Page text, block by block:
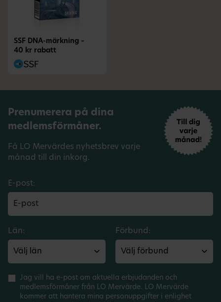
SSF DNA-märkning –
40 kr rabatt
Prenumerera på dina
medlemsförmåner.
Få LO Mervärdes nyhetsbrev varje
månad till din inkorg.
E-post:
Län: Förbund:
Jag vill ha e-post om aktuella erbjudanden och
medlemsförmåner från LO Mervärde. LO Mervärde
kommer att hantera mina personuppgifter i enlighet